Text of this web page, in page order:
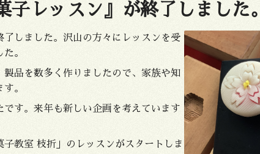
子レッスン』が終了しました。
しました。沢山の方々にレッスンを受
。
製品を数多く作りましたので、家族や知
。
です。来年も新しい企画を考えています
教室 枝折」のレッスンがスタートしま